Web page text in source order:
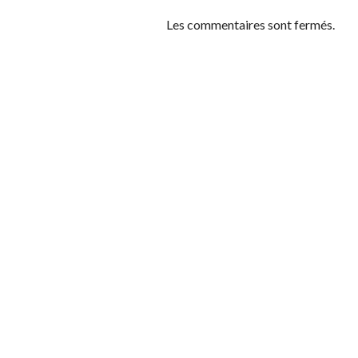
Les commentaires sont fermés.